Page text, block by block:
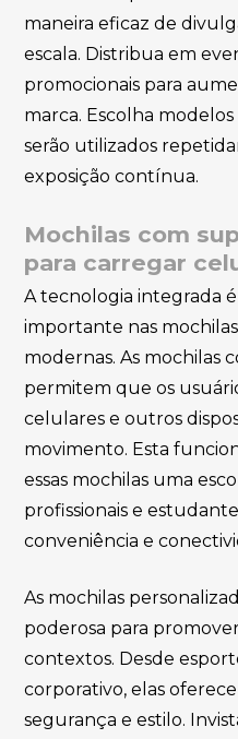
maneira eficaz de
escala. Distribua em
promocionais para
marca. Escolha
serão utilizados
exposição contínua.
Mochilas com
para carregar
A tecnologia integrada
importante nas
modernas. As mochilas
permitem que os
celulares e outros
movimento. Esta
essas mochilas uma
profissionais e
conveniência e
As mochilas
poderosa para
contextos. Desde
corporativo, elas
segurança e estilo.